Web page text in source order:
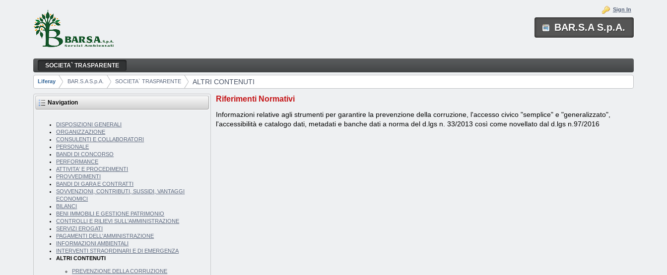
BAR.S.A S.p.A.
ALTRI CONTENUTI
Sign In
Navigation
SOCIETA` TRASPARENTE
Breadcrumbs
Liferay BAR.S.A S.p.A. SOCIETA` TRASPARENTE ALTRI CONTENUTI
Navigation
DISPOSIZIONI GENERALI
ORGANIZZAZIONE
CONSULENTI E COLLABORATORI
PERSONALE
BANDI DI CONCORSO
PERFORMANCE
ATTIVITA' E PROCEDIMENTI
PROVVEDIMENTI
BANDI DI GARA E CONTRATTI
SOVVENZIONI, CONTRIBUTI, SUSSIDI, VANTAGGI
ECONOMICI
BILANCI
BENI IMMOBILI E GESTIONE PATRIMONIO
CONTROLLI E RILIEVI SULL'AMMINISTRAZIONE
SERVIZI EROGATI
PAGAMENTI DELL'AMMINISTRAZIONE
INFORMAZIONI AMBIENTALI
INTERVENTI STRAORDINARI E DI EMERGENZA
ALTRI CONTENUTI
PREVENZIONE DELLA CORRUZIONE
Riferimenti Normativi
Informazioni relative agli strumenti per garantire la prevenzione della corruzione, l'accesso civico "semplice" e "generalizzato",
l'accessibilità e catalogo dati, metadati e banche dati a norma del d.lgs n. 33/2013 così come novellato dal d.lgs n.97/2016